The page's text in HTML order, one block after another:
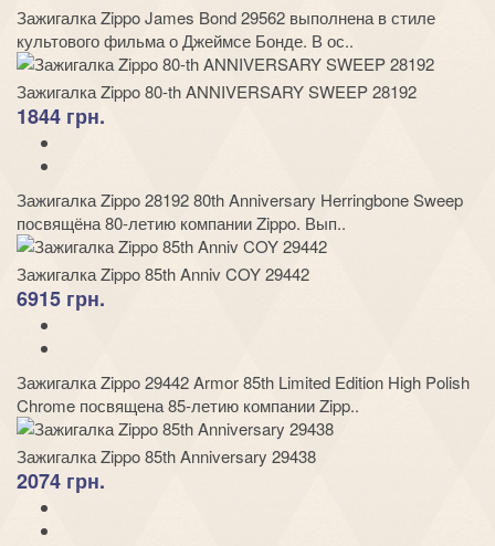
Зажигалка Zippo James Bond 29562 выполнена в стиле
культового фильма о Джеймсе Бонде. В ос..
Зажигалка Zippo 80-th ANNIVERSARY SWEEP 28192
1844 грн.
Зажигалка Zippo 28192 80th Anniversary Herringbone Sweep
посвящёна 80-летию компании Zippo. Вып..
Зажигалка Zippo 85th Anniv COY 29442
6915 грн.
Зажигалка Zippo 29442 Armor 85th Limited Edition High Polish
Chrome посвящена 85-летию компании Zipp..
Зажигалка Zippo 85th Anniversary 29438
2074 грн.